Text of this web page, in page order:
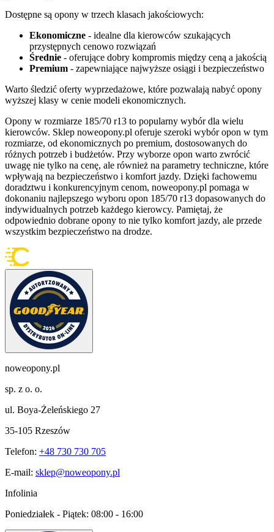
Dostępne są opony w trzech klasach jakościowych:
Ekonomiczne - idealne dla kierowców szukających
przystępnych cenowo rozwiązań
Średnie - oferujące dobry kompromis między ceną a jakością
Premium - zapewniające najwyższe osiągi i bezpieczeństwo
Warto śledzić oferty wyprzedażowe, które pozwalają nabyć opony
wyższej klasy w cenie modeli ekonomicznych.
Opony w rozmiarze 185/70 r13 to popularny wybór dla wielu
kierowców. Sklep noweopony.pl oferuje szeroki wybór opon w tym
rozmiarze, od ekonomicznych po premium, dostosowanych do
różnych potrzeb i budżetów. Przy wyborze opon warto zwrócić
uwagę nie tylko na cenę, ale również na parametry techniczne, które
wpływają na bezpieczeństwo i komfort jazdy. Dzięki fachowemu
doradztwu i konkurencyjnym cenom, noweopony.pl pomaga w
dokonaniu najlepszego wyboru opon 185/70 r13 dopasowanych do
indywidualnych potrzeb każdego kierowcy. Pamiętaj, że
odpowiednio dobrane opony to nie tylko komfort jazdy, ale przede
wszystkim bezpieczeństwo na drodze.
noweopony.pl
sp. z o. o.
ul. Boya-Żeleńskiego 27
35-105 Rzeszów
Telefon: +48 730 730 705
E-mail: sklep@noweopony.pl
Infolinia
Poniedziałek - Piątek: 08:00 - 16:00